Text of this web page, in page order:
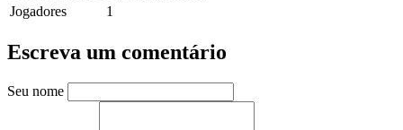
Jogadores
1
Escreva um comentário
Seu nome